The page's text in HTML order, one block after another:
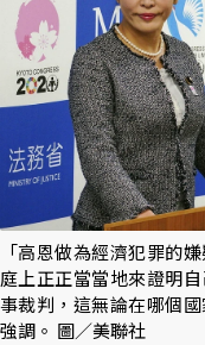
「高恩做為經濟犯罪的
庭上正正當當地來證明
事裁判，這無論在哪個
強調。 圖／美聯社